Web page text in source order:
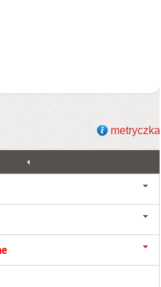
metryczka